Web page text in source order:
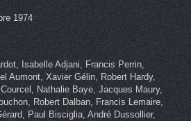
1974
Isabelle Adjani, Francis Perrin,
Aumont, Xavier Gélin, Robert Hardy,
Nathalie Baye, Jacques Maury,
Robert Dalban, Francis Lemaire,
Paul Bisciglia, André Dussollier,